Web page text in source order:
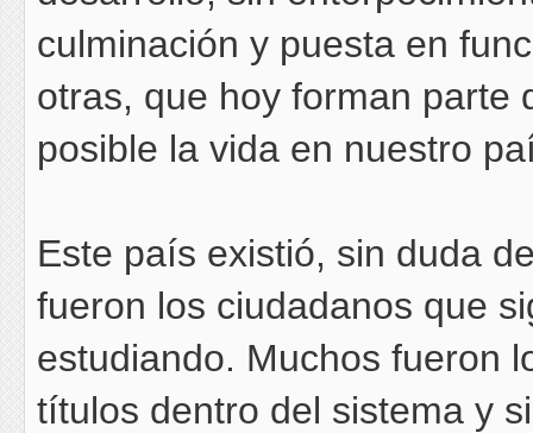
culminación y puesta en
otras, que hoy forman parte
posible la vida en nuestro
Este país existió, sin duda
fueron los ciudadanos que
estudiando. Muchos fueron
títulos dentro del sistema y